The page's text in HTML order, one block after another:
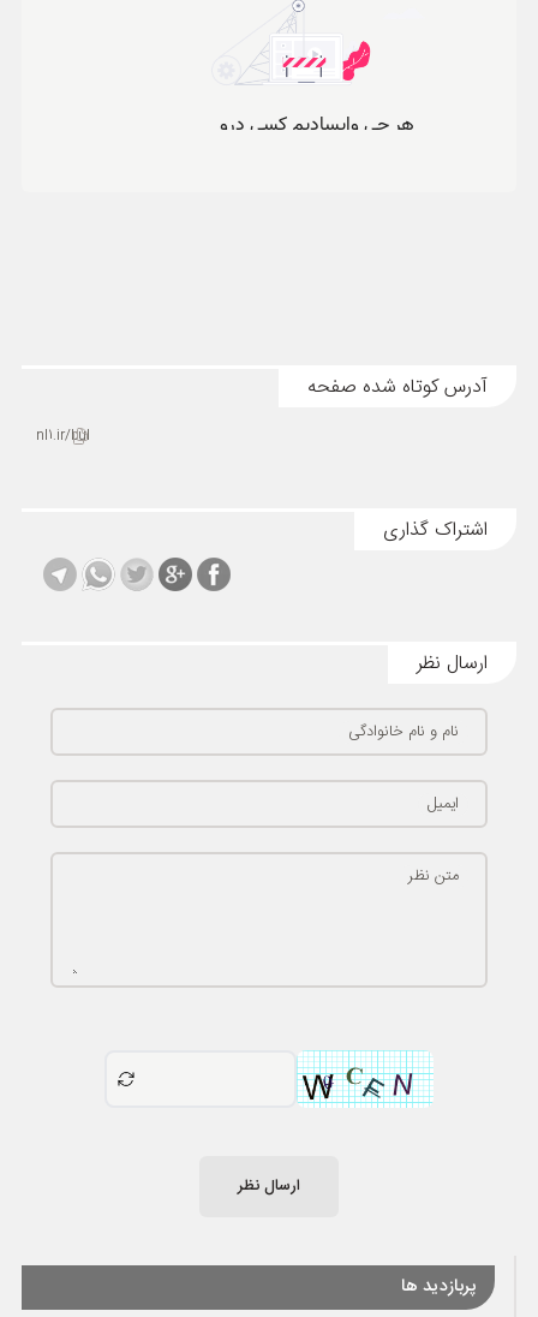
آدرس کوتاه شده صفحه
nl1.ir/bul
اشتراک گذاری
ارسال نظر
نام و نام خانوادگی
ایمیل
متن نظر
ارسال نظر
پربازدید ها